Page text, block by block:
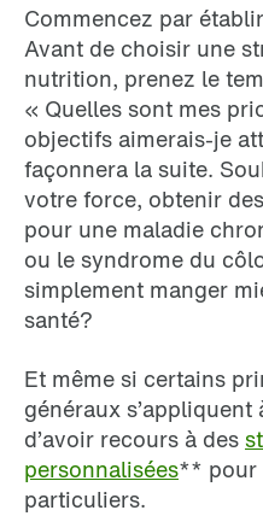
Commencez par
Avant de choisir une
nutrition, prenez le
« Quelles sont mes
objectifs aimerais-je
façonnera la suite.
votre force, obtenir
pour une maladie
ou le syndrome du
simplement manger
santé?
Et même si certains
généraux
d’avoir recours à des
personnalisées** pour
particuliers.